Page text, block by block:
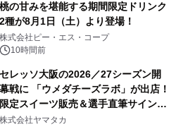
桃の甘みを堪能する期間限定ドリンク
2種が8月1日（土）より登場！
株式会社ピー・エス・コープ
10時間前
セレッソ大阪の2026／27シーズン開
幕戦に 「ウメダチーズラボ」が出店！
限定スイーツ販売＆選手直筆サイング
ッズが当たる抽選会を 8月8日に開催
株式会社ヤマタカ